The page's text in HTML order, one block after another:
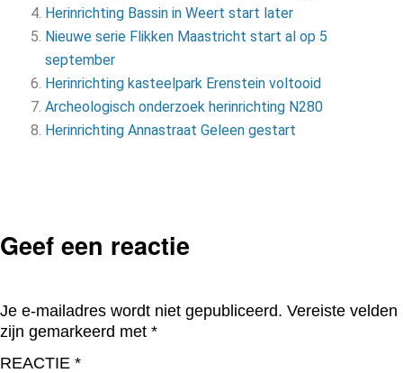
Herinrichting Bassin in Weert start later
Nieuwe serie Flikken Maastricht start al op 5
september
Herinrichting kasteelpark Erenstein voltooid
Archeologisch onderzoek herinrichting N280
Herinrichting Annastraat Geleen gestart
Geef een reactie
Je e-mailadres wordt niet gepubliceerd. Vereiste velden
zijn gemarkeerd met *
REACTIE *